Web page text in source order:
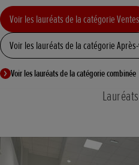
Voir les lauréats de la catégorie Ventes
Voir les lauréats de la catégorie
Voir les lauréats de la catégorie combinée